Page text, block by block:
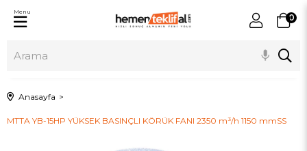
0
Menu
Anasayfa
MTTA YB-15HP YÜKSEK BASINÇLI KÖRÜK FANI 2350 m³/h 1150 mmSS